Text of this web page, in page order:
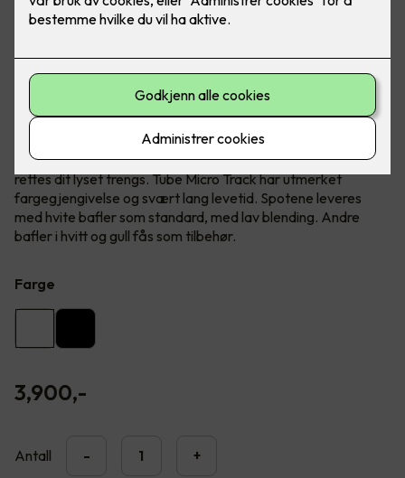
Ferdig montert spotskinne fra SG Armaturen.
Hvit
Tube Micro Track er en skinne med slanke, presise spoter
med minimalistisk, eksklusivt utseende. Den er lett å
montere i alle kjente takuttak og bokser i ulike typer rom i
boligen som soverom, stuer, entreer osv. Hver spot kan
rettes dit lyset trengs. Tube Micro Track har utmerket
fargegjengivelse og svært lang levetid. Spotene leveres
med hvite bafler som standard, med lav blending. Andre
bafler i hvitt og gull fås som tilbehør.
Farge
3,900,-
Antall - +